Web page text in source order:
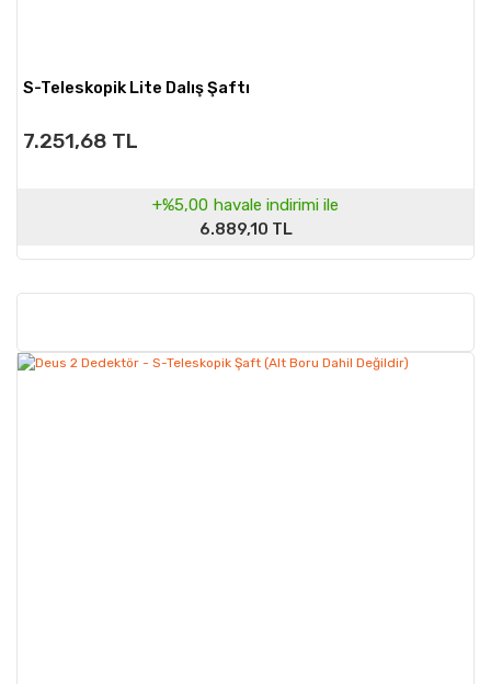
S-Teleskopik Lite Dalış Şaftı
7.251,68 TL
+%5,00 havale indirimi ile
6.889,10 TL